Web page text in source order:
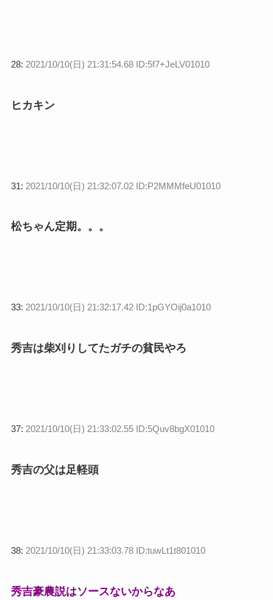
28: 2021/10/10(日) 21:31:54.68 ID:5f7+JeLV01010
ヒカキン
31: 2021/10/10(日) 21:32:07.02 ID:P2MMMfeU01010
松ちゃん定期。。。
33: 2021/10/10(日) 21:32:17.42 ID:1pGYOij0a1010
秀吉は柴刈りしてたガチの貧民やろ
37: 2021/10/10(日) 21:33:02.55 ID:5Quv8bgX01010
秀吉の父は足軽頭
38: 2021/10/10(日) 21:33:03.78 ID:tuwLt1t801010
秀吉豪農説はソースないからなあ